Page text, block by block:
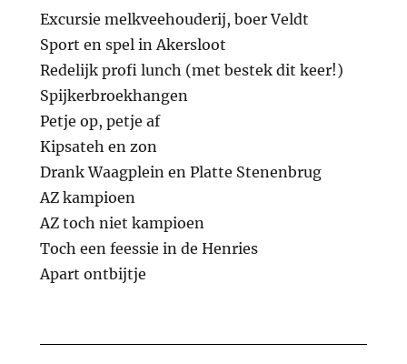
Excursie melkveehouderij, boer Veldt
Sport en spel in Akersloot
Redelijk profi lunch (met bestek dit keer!)
Spijkerbroekhangen
Petje op, petje af
Kipsateh en zon
Drank Waagplein en Platte Stenenbrug
AZ kampioen
AZ toch niet kampioen
Toch een feessie in de Henries
Apart ontbijtje